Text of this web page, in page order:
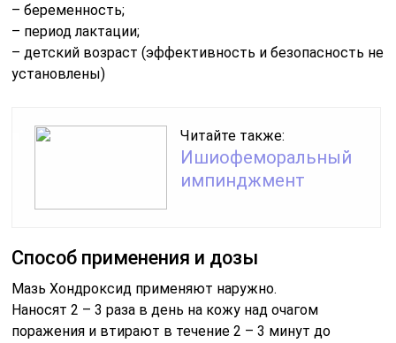
– беременность;
– период лактации;
– детский возраст (эффективность и безопасность не
установлены)
Читайте также:
Ишиофеморальный
импинджмент
Способ применения и дозы
Мазь Хондроксид применяют наружно.
Наносят 2 – 3 раза в день на кожу над очагом
поражения и втирают в течение 2 – 3 минут до